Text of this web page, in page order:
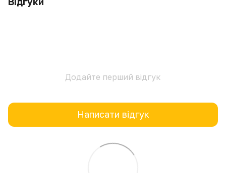
Додайте перший відгук
Написати відгук